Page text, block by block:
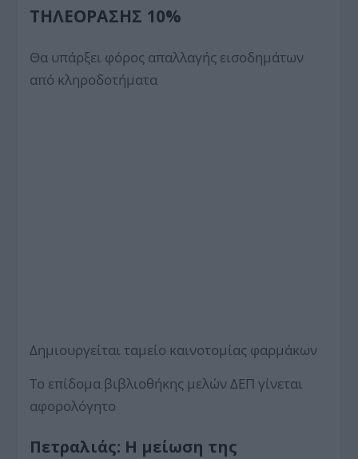
ΤΗΛΕΌΡΑΣΗΣ 10%
Θα υπάρξει φόρος απαλλαγής εισοδημάτων
από κληροδοτήματα
Δημιουργείται ταμείο καινοτομίας φαρμάκων
Το επίδομα βιβλιοθήκης μελών ΔΕΠ γίνεται
αφορολόγητο
Πετραλιάς: Η μείωση της